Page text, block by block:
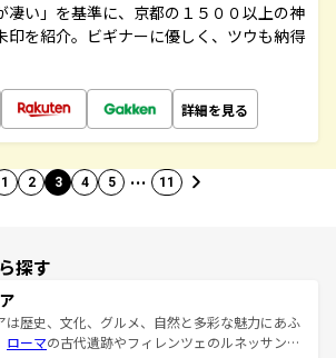
凄い」を基準に、京都の１５００以上の神
印を紹介。ビギナーに優しく、ツウも納得
詳細を見る
1 2 3 4 5 … 11
探す
は歴史、文化、グルメ、自然と多彩な魅力にあふ
ローマの古代遺跡やフィレンツェのルネッサンス